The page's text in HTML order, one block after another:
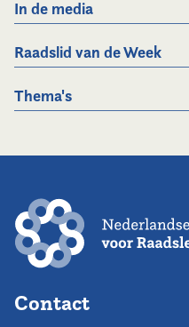
In de media
Raadslid van de Week
Thema's
Contact